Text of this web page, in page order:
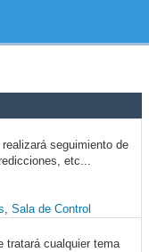
seguimiento de
etc...
Sala de Control
tratará cualquier tema